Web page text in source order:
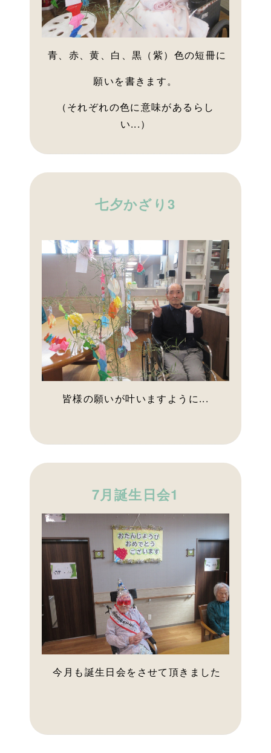
青、赤、黄、白、黒（紫）色の短冊に
願いを書きます。
（それぞれの色に意味があるらし
い...）
七夕かざり3
皆様の願いが叶いますように...
7月誕生日会1
今月も誕生日会をさせて頂きました